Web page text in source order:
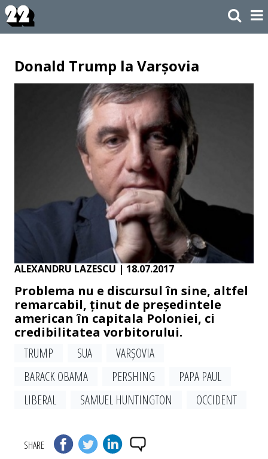
Donald Trump la Varșovia
ALEXANDRU LAZESCU | 18.07.2017
Problema nu e discursul în sine, altfel
remarcabil, ținut de președintele
american în capitala Poloniei, ci
credibilitatea vorbitorului.
TRUMP
SUA
VARȘOVIA
BARACK OBAMA
PERSHING
PAPA PAUL
LIBERAL
SAMUEL HUN­TINGTON OCCIDENT
SHARE